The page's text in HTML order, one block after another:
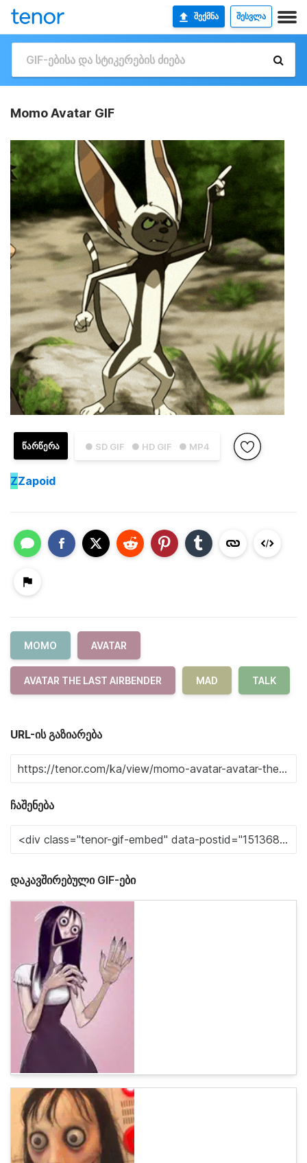
ᲨᲔᲥᲛᲜᲐ ᲨᲔᲡᲕᲚᲐ
Momo Avatar GIF
● SD GIF ● HD GIF ● MP4
ᲬᲐᲠᲬᲔᲠᲐ
ZZapoid
MOMO AVATAR
AVATAR THE LAST AIRBENDER MAD TALK
URL-ის გაზიარება
ჩაშენება
დაკავშირებული GIF-ები